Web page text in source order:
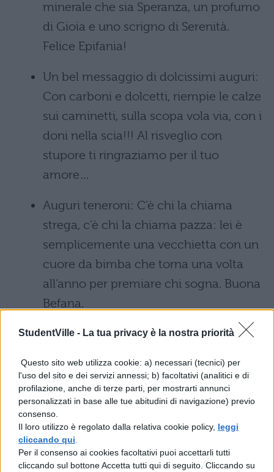
StudentVille - La tua privacy è la nostra priorità
Questo sito web utilizza cookie: a) necessari (tecnici) per
l'uso del sito e dei servizi annessi; b) facoltativi (analitici e di
profilazione, anche di terze parti, per mostrarti annunci
personalizzati in base alle tue abitudini di navigazione) previo
consenso.
Il loro utilizzo è regolato dalla relativa cookie policy, leggi
cliccando qui
Per il consenso ai cookies facoltativi puoi accettarli tutti
cliccando sul bottone Accetta tutti qui di seguito. Cliccando su
minerale che sia Speranza, un profumo
di Gioia e uno scrigno di Serenità.
Felice Epifania!
Un bel messaggio di dolcissimi auguri:
Con carboni e dolcetti, riempie le calze
sui caminetti, sulla scopa vola via, con i
doni nella scia!!! Al risveglio con
stupore ti ringraziamo per il tuo
amore…
Auguri teneroni: C’è chi la chiama
strega, c’è chi la chiama pazza: lei è
semplicemente una vecchietta con un
cuore da bimba che torna una volta
all’anno per premiare chi sogna. Buona
Befana.
Proverbi famosi: Di Befana, la rapa è
Ancora auguri in rima…La befana non
è lontana: M’han detto: “La Befana non
è poi tanto lontana, sulla scopa è già
per via giungerà all’Epifania! Porterà pei
bimbi buoni chicche, dolci, panettoni e